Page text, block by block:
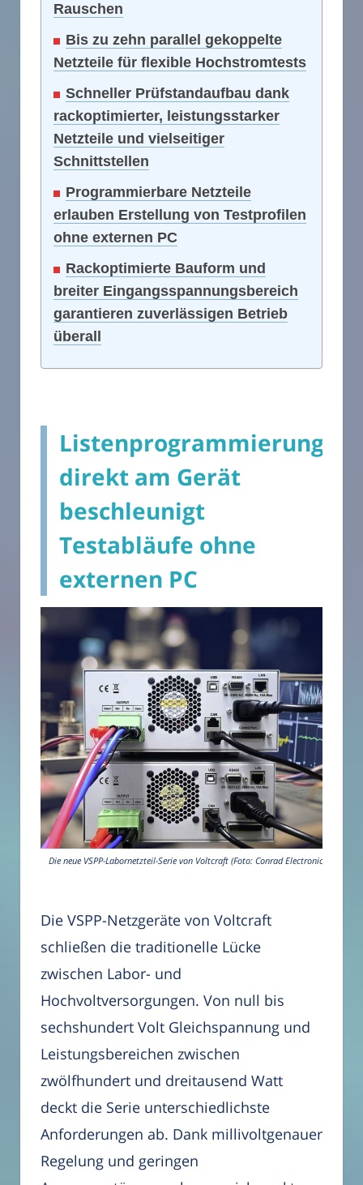
Rauschen
Bis zu zehn parallel gekoppelte
Netzteile für flexible Hochstromtests
Schneller Prüfstandaufbau dank
rackoptimierter, leistungsstarker
Netzteile und vielseitiger
Schnittstellen
Programmierbare Netzteile
erlauben Erstellung von Testprofilen
ohne externen PC
Rackoptimierte Bauform und
breiter Eingangsspannungsbereich
garantieren zuverlässigen Betrieb
überall
Listenprogrammierung
direkt am Gerät
beschleunigt
Testabläufe ohne
externen PC
Die neue VSPP-Labornetzteil-Serie von Voltcraft (Foto: Conrad Electronic)
Die VSPP-Netzgeräte von Voltcraft
schließen die traditionelle Lücke
zwischen Labor- und
Hochvoltversorgungen. Von null bis
sechshundert Volt Gleichspannung und
Leistungsbereichen zwischen
zwölfhundert und dreitausend Watt
deckt die Serie unterschiedlichste
Anforderungen ab. Dank millivoltgenauer
Regelung und geringen